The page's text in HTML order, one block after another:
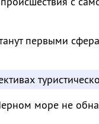
первыми
море не